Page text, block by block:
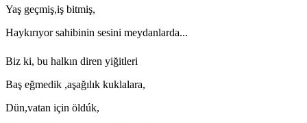
Yaş geçmiş,iş bitmiş,
Haykırıyor sahibinin sesini meydanlarda...
Biz ki, bu halkın diren yiğitleri
Baş eğmedik ,aşağılık kuklalara,
Dün,vatan için öldúk,